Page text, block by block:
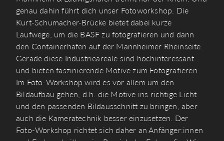
genau dahin führt dich unser Fotoworkshop. Die
Kurt-Schumacher-Brücke bietet dabei kurze
Laufwege, um die BASF zu fotografieren und dann
den Containerhafen auf der Mannheimer Rheinseite.
Gerade diese Industrieareale sind hochinteressant
und bieten faszinierende Motive zum Fotografieren.
Im Foto-Workshop wird es vor allem um den
Bildaufbau gehen, d.h. die Motive ins richtige Licht
und den passenden Bildausschnitt zu bringen, aber
auch die Kameratechnik besser einzusetzen. Der
Foto-Workshop richtet sich daher an Anfänger:innen